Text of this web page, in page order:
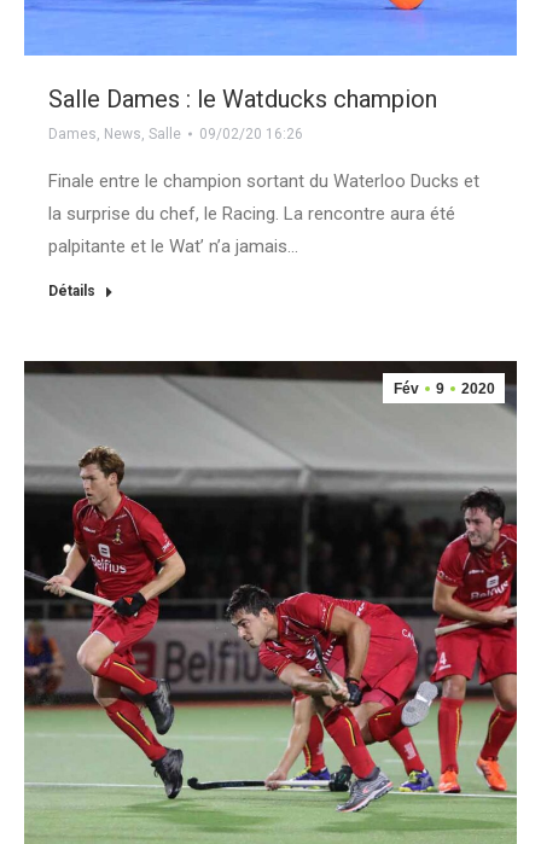
Salle Dames : le Watducks champion
Dames, News, Salle 09/02/20 16:26
Finale entre le champion sortant du Waterloo Ducks et
la surprise du chef, le Racing. La rencontre aura été
palpitante et le Wat’ n’a jamais…
Détails
Fév 9 2020